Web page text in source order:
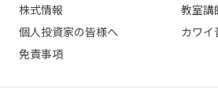
株式情報
個人投資家の皆様へ
免責事項
教室講
カワイ